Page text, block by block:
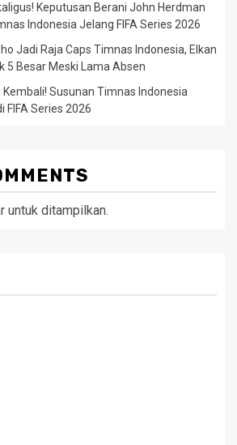
Keputusan Berani John Herdman
Indonesia Jelang FIFA Series 2026
Jadi Raja Caps Timnas Indonesia, Elkan
5 Besar Meski Lama Absen
Susunan Timnas Indonesia
FIFA Series 2026
untuk ditampilkan.